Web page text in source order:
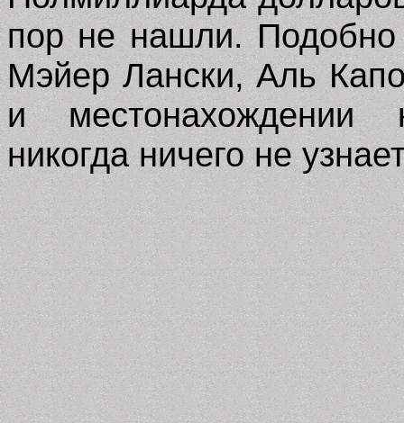
пор не нашли. Подобно
Мэйер Лански, Аль
и местонахождении
никогда ничего не